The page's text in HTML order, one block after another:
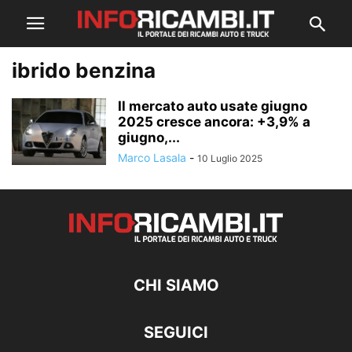
ibrido benzina
Il mercato auto usate giugno
2025 cresce ancora: +3,9% a
giugno,...
Marco Lasala - 10 Luglio 2025
CHI SIAMO
SEGUICI